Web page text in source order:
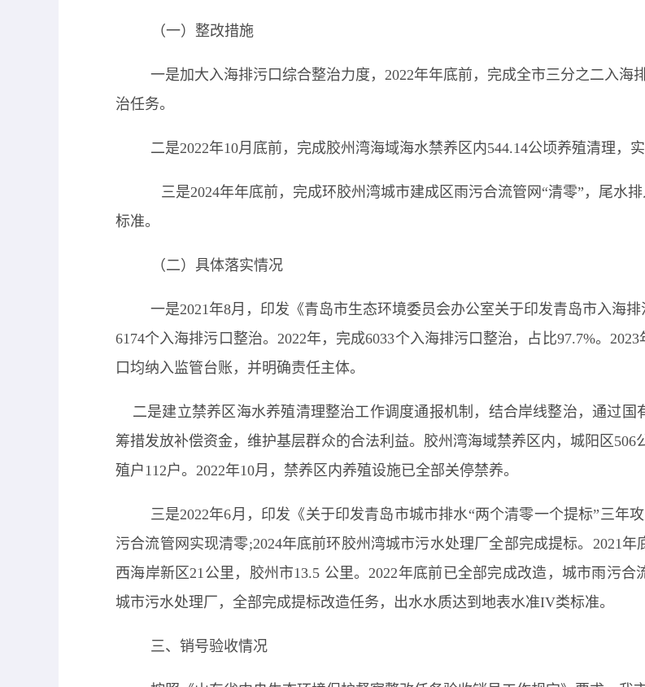
（一）整改措施
一是加大入海排污口综合整治力度， 2022年年底前，完成全市三分之二入海
治任务。
二是2022年10月底前，完成胶州湾海域海水禁养区内544.14公顷养殖清理，
三是2024年年底前，完成环胶州湾城市建成区雨污合流管网“清零”，尾水
标准。
（二）具体落实情况
一是2021年8月，印发《青岛市生态环境委员会办公室关于印发青岛市入海
6174个入海排污口整治。2022年，完成6033个入海排污口整治，占比97.7%。
口均纳入监管台账，并明确责任主体。
二是建立禁养区海水养殖清理整治工作调度通报机制，结合岸线整治，通过国
筹措发放补偿资金，维护基层群众的合法利益。胶州湾海域禁养区内，城阳区506
殖户112户。2022年10月，禁养区内养殖设施已全部关停禁养。
三是2022年6月，印发《关于印发青岛市城市排水“两个清零一个提标”三年
污合流管网实现清零;2024年底前环胶州湾城市污水处理厂全部完成提标。2021
西海岸新区21公里，胶州市13.5 公里。2022年底前已全部完成改造，城市雨污合
城市污水处理厂，全部完成提标改造任务，出水水质达到地表水准IV类标准。
三、销号验收情况